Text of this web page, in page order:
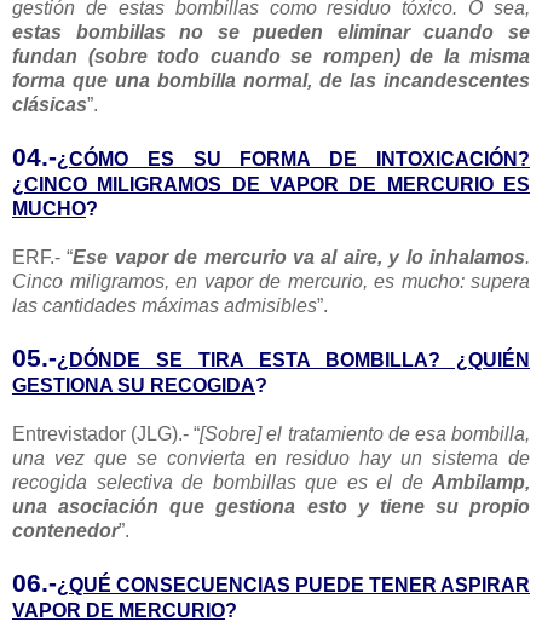
gestión de estas bombillas como residuo tóxico. O sea,
estas bombillas no se pueden eliminar cuando se
fundan (sobre todo cuando se rompen) de la misma
forma que una bombilla normal, de las incandescentes
clásicas”.
04.-¿CÓMO ES SU FORMA DE INTOXICACIÓN?
¿CINCO MILIGRAMOS DE VAPOR DE MERCURIO ES
MUCHO?
ERF.- “Ese vapor de mercurio va al aire, y lo inhalamos.
Cinco miligramos, en vapor de mercurio, es mucho: supera
las cantidades máximas admisibles”.
05.-¿DÓNDE SE TIRA ESTA BOMBILLA? ¿QUIÉN
GESTIONA SU RECOGIDA?
Entrevistador (JLG).- “[Sobre] el tratamiento de esa bombilla,
una vez que se convierta en residuo hay un sistema de
recogida selectiva de bombillas que es el de Ambilamp,
una asociación que gestiona esto y tiene su propio
contenedor”.
06.-¿QUÉ CONSECUENCIAS PUEDE TENER ASPIRAR
VAPOR DE MERCURIO?